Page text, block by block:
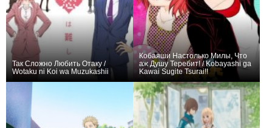
Так Сложно Любить Отаку /
Wotaku ni Koi wa Muzukashii
Кобаяши Настолько Милы, Что
аж Душу Теребит! / Kobayashi ga
Kawai Sugite Tsurai!!